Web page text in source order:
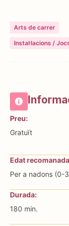
Arts de carrer
Instal·lacions /
Preu:
Gratuït
Edat
⁠⁠Per a nadons (0-
Durada:
180 min.